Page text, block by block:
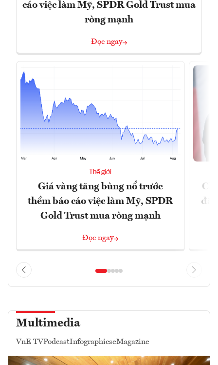
cáo việc làm Mỹ, SPDR Gold Trust mua
ròng mạnh
Đọc ngay
Thế giới
Giá vàng tăng bùng nổ trước
thềm báo cáo việc làm Mỹ, SPDR
Gold Trust mua ròng mạnh
Đọc ngay
đã
Multimedia
VnE TVPodcastInfographicseMagazine